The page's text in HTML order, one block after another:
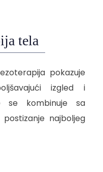
tela
pokazuje
izgled i
se kombinuje sa
najboljeg